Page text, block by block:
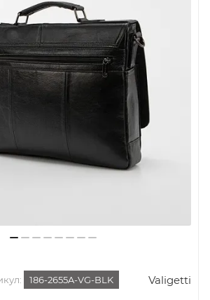
186-2655A-VG-BLK Valigetti